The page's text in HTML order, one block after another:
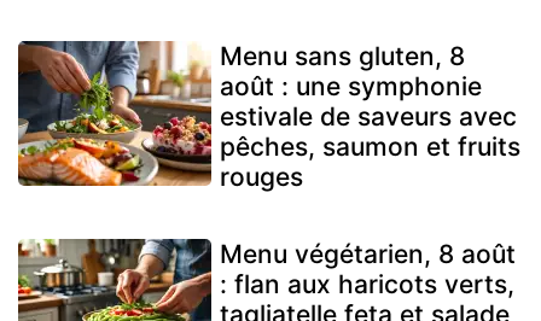
Menu sans gluten, 8
août : une symphonie
estivale de saveurs avec
pêches, saumon et fruits
rouges
Menu végétarien, 8 août
: flan aux haricots verts,
tagliatelle feta et salade